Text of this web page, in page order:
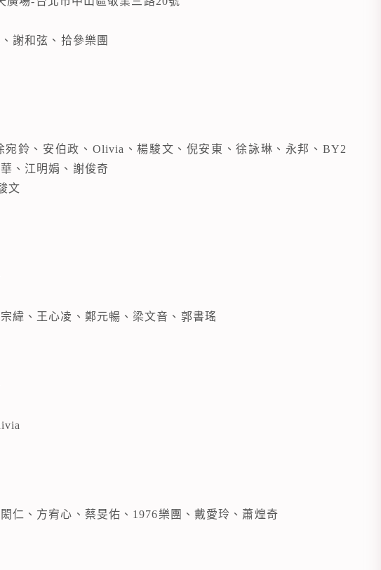
謝和弦、拾參樂團
鈴、安伯政、Olivia、楊駿文、倪安東、徐詠琳、永邦、BY2
、江明娟、謝俊奇
文
緯、王心凌、鄭元暢、梁文音、郭書瑤
仁、方宥心、蔡旻佑、1976樂團、戴愛玲、蕭煌奇